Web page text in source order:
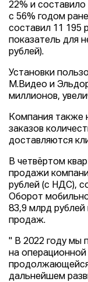
22% и
с 56% годом
составил 11 195
показатель для
рублей).
Установки
М.Видео и
миллионов,
Компания также
заказов
доставляются
В четвёртом
продажи
рублей (с НДС),
Оборот
83,9 млрд
продаж.
" В 2022 году мы
на
дальнейшем